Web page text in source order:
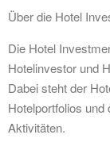
Über die Hotel
Die Hotel
Hotelinvestor und
Dabei steht der
Hotelportfolios
Aktivitäten.